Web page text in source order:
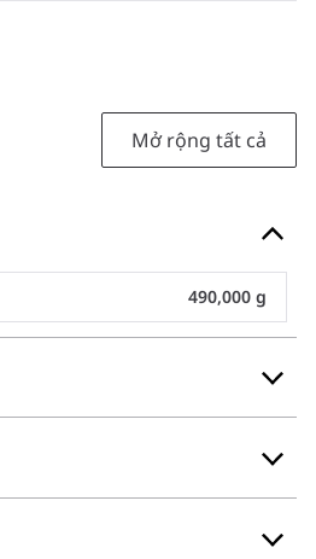
Mở rộng tất cả
490,000 g